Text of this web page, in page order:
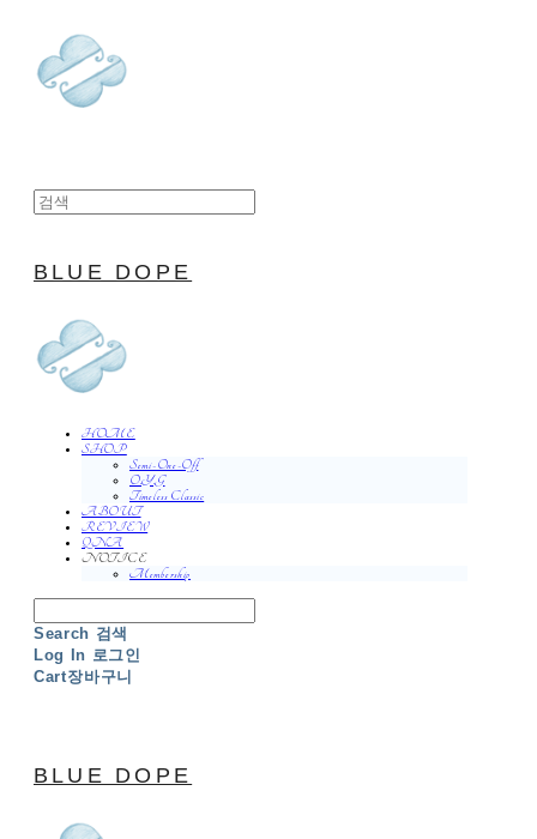
BLUE DOPE
HOME
SHOP
Semi-One-Off
O.Y.G
Timeless Classic
ABOUT
REVIEW
QNA
NOTICE
Membership
Search 검색
Log In 로그인
Cart장바구니
BLUE DOPE